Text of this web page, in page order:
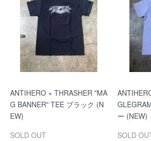
ANTIHERO × THRASHER "MA
G BANNER" TEE ブラック (N
EW)
SOLD OUT
ー (NEW)
SOLD